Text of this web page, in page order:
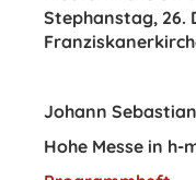
Stephanstag, 26.
Johann
Hohe Messe in h-